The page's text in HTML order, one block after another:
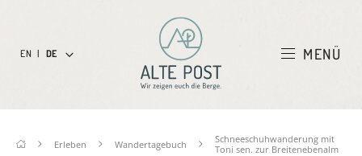
EN | DE MENÜ
Erleben Wandertagebuch
Schneeschuhwanderung mit
Toni sen. zur Breitenebenalm